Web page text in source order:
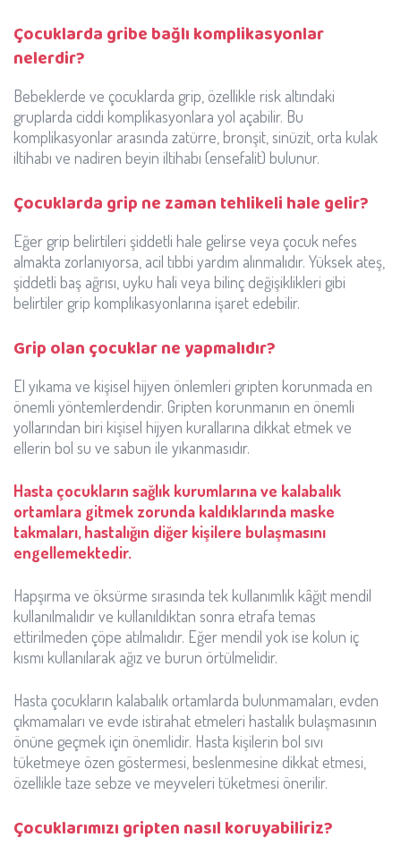
Çocuklarda gribe bağlı komplikasyonlar
nelerdir?
Bebeklerde ve çocuklarda grip, özellikle risk altındaki
gruplarda ciddi komplikasyonlara yol açabilir. Bu
komplikasyonlar arasında zatürre, bronşit, sinüzit, orta kulak
iltihabı ve nadiren beyin iltihabı (ensefalit) bulunur.
Çocuklarda grip ne zaman tehlikeli hale gelir?
Eğer grip belirtileri şiddetli hale gelirse veya çocuk nefes
almakta zorlanıyorsa, acil tıbbi yardım alınmalıdır. Yüksek ateş,
şiddetli baş ağrısı, uyku hali veya bilinç değişiklikleri gibi
belirtiler grip komplikasyonlarına işaret edebilir.
Grip olan çocuklar ne yapmalıdır?
El yıkama ve kişisel hijyen önlemleri gripten korunmada en
önemli yöntemlerdendir. Gripten korunmanın en önemli
yollarından biri kişisel hijyen kurallarına dikkat etmek ve
ellerin bol su ve sabun ile yıkanmasıdır.
Hasta çocukların sağlık kurumlarına ve kalabalık
ortamlara gitmek zorunda kaldıklarında maske
takmaları, hastalığın diğer kişilere bulaşmasını
engellemektedir.
Hapşırma ve öksürme sırasında tek kullanımlık kâğıt mendil
kullanılmalıdır ve kullanıldıktan sonra etrafa temas
ettirilmeden çöpe atılmalıdır. Eğer mendil yok ise kolun iç
kısmı kullanılarak ağız ve burun örtülmelidir.
Hasta çocukların kalabalık ortamlarda bulunmamaları, evden
çıkmamaları ve evde istirahat etmeleri hastalık bulaşmasının
önüne geçmek için önemlidir. Hasta kişilerin bol sıvı
tüketmeye özen göstermesi, beslenmesine dikkat etmesi,
özellikle taze sebze ve meyveleri tüketmesi önerilir.
Çocuklarımızı gripten nasıl koruyabiliriz?